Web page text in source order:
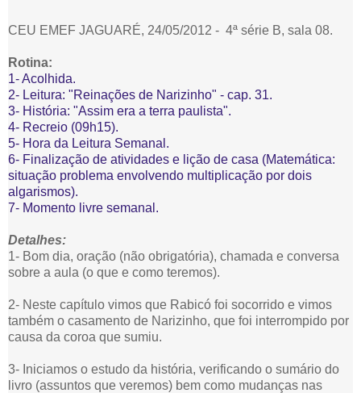
CEU EMEF JAGUARÉ, 24/05/2012 - 4ª série B, sala 08.
Rotina:
1- Acolhida.
2- Leitura: "Reinações de Narizinho" - cap. 31.
3- História: "Assim era a terra paulista".
4- Recreio (09h15).
5- Hora da Leitura Semanal.
6- Finalização de atividades e lição de casa (Matemática:
situação problema envolvendo multiplicação por dois
algarismos).
7- Momento livre semanal.
Detalhes:
1- Bom dia, oração (não obrigatória), chamada e conversa
sobre a aula (o que e como teremos).
2- Neste capítulo vimos que Rabicó foi socorrido e vimos
também o casamento de Narizinho, que foi interrompido por
causa da coroa que sumiu.
3- Iniciamos o estudo da história, verificando o sumário do
livro (assuntos que veremos) bem como mudanças nas